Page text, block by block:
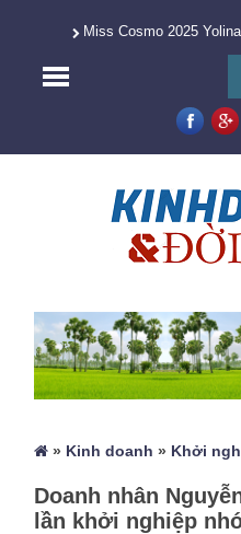
Miss Cosmo 2025
» Kinh doanh » Khởi
Doanh nhân
lần khởi nghiệp